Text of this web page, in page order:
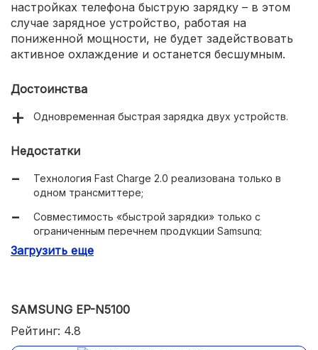
настройках телефона быструю зарядку – в этом
случае зарядное устройство, работая на
пониженной мощности, не будет задействовать
активное охлаждение и останется бесшумным.
Достоинства
Одновременная быстрая зарядка двух устройств.
Недостатки
Технология Fast Charge 2.0 реализована только в
одном трансмиттере;
Совместимость «быстрой зарядки» только с
ограниченным перечнем продукции Samsung;
Шум вентилятора при использовании быстрой
Загрузить еще
SAMSUNG EP-N5100
Рейтинг: 4.8